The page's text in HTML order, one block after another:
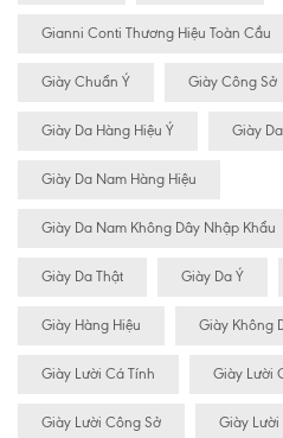
Gianni Conti Thương Hiệu Toàn Cầu
Giày Chuẩn Ý Giày Công Sở
Giày Da Hàng Hiệu Ý Giày
Giày Da Nam Hàng Hiệu
Giày Da Nam Không Dây Nhập Khẩu
Giày Da Thật Giày Da Ý
Giày Hàng Hiệu Giày Không
Giày Lười Cá Tính Giày Lười
Giày Lười Công Sở Giày Lười